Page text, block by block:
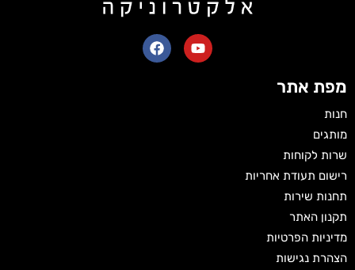
מפת אתר
חנות
מותגים
שרות לקוחות
רישום תעודת אחריות
תחנות שירות
תקנון האתר
מדיניות הפרטיות
הצהרת נגישות